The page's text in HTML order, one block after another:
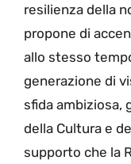
resilienza della
propone di
allo stesso
generazione di
sfida ambiziosa,
della Cultura e
supporto che la